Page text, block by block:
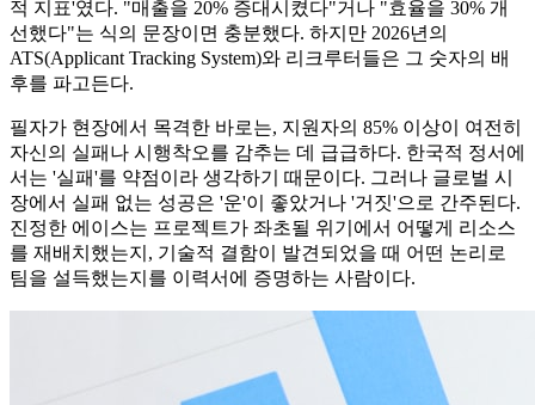
적 지표'였다. "매출을 20% 증대시켰다"거나 "효율을 30% 개
선했다"는 식의 문장이면 충분했다. 하지만 2026년의
ATS(Applicant Tracking System)와 리크루터들은 그 숫자의 배
후를 파고든다.
필자가 현장에서 목격한 바로는, 지원자의 85% 이상이 여전히
자신의 실패나 시행착오를 감추는 데 급급하다. 한국적 정서에
서는 '실패'를 약점이라 생각하기 때문이다. 그러나 글로벌 시
장에서 실패 없는 성공은 '운'이 좋았거나 '거짓'으로 간주된다.
진정한 에이스는 프로젝트가 좌초될 위기에서 어떻게 리소스
를 재배치했는지, 기술적 결함이 발견되었을 때 어떤 논리로
팀을 설득했는지를 이력서에 증명하는 사람이다.